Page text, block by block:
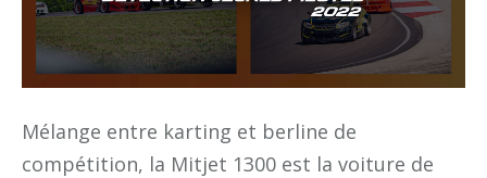
Mélange entre karting et berline de
compétition, la Mitjet 1300 est la voiture de